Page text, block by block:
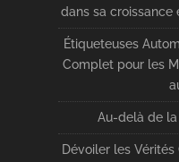
dans sa croissance
Étiqueteuses
Complet pour les
Au-delà de
Dévoiler les